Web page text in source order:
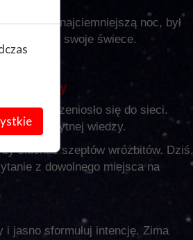
w najciemniejszą noc, był
zapalając swoje świece.
Wiedzy
przeniosło się do sieci.
do starożytnej wiedzy.
słuchać szeptów wróżbitów. Dziś,
z dowolnego miejsca na
jasno sformułuj intencję. Zima